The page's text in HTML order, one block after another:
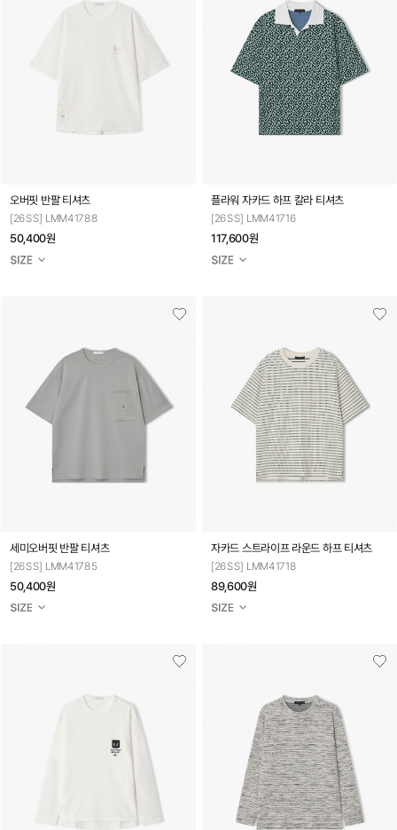
오버핏 반팔 티셔츠
[26SS] LMM41788
50,400원
플라워 자카드 하프 칼라 티셔츠
[26SS] LMM41716
117,600원
세미오버핏 반팔 티셔츠
[26SS] LMM41785
50,400원
자카드 스트라이프 라운드 하프 티셔츠
[26SS] LMM41718
89,600원